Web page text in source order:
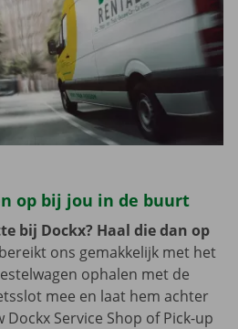
op bij jou in de buurt
bij Dockx? Haal die dan op
bereikt ons gemakkelijk met het
ophalen met de
mee en laat hem achter
Service Shop of Pick-up